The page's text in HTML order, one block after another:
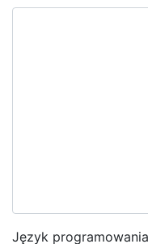
Język programowania